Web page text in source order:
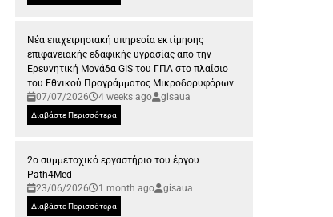
Νέα επιχειρησιακή υπηρεσία εκτίμησης
επιφανειακής εδαφικής υγρασίας από την
Ερευνητική Μονάδα GIS του ΓΠΑ στο πλαίσιο
του Εθνικού Προγράμματος Μικροδορυφόρων
07/07/2026
4 weeks ago gisaua
Διαβάστε Περισσότερα
2ο συμμετοχικό εργαστήριο του έργου
Path4Med
23/06/2026
1 month ago gisaua
Διαβάστε Περισσότερα